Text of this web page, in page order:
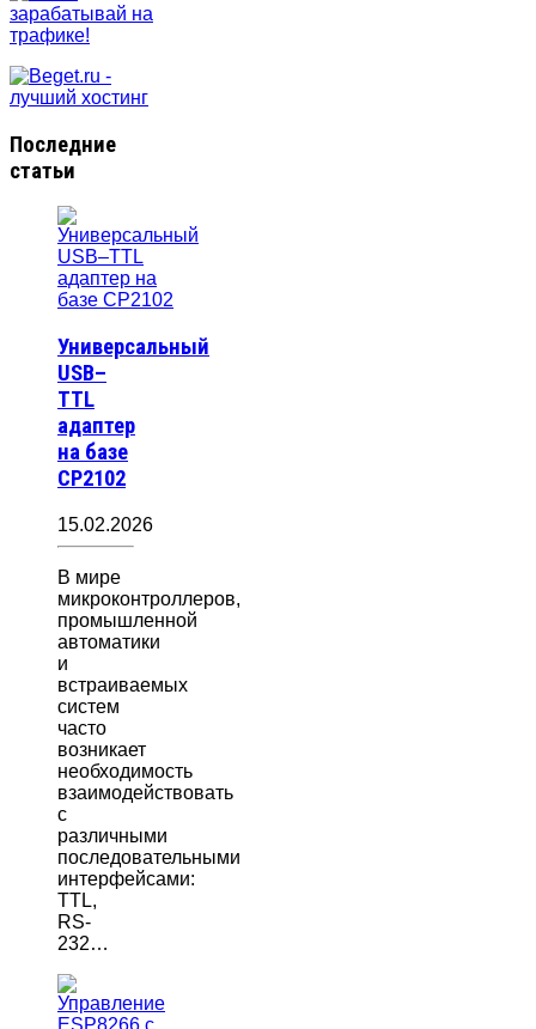
Последние
статьи
Универсальный
USB–
TTL
адаптер
на базе
CP2102
15.02.2026
В мире
микроконтроллеров,
промышленной
автоматики
и
встраиваемых
систем
часто
возникает
необходимость
взаимодействовать
с
различными
последовательными
интерфейсами:
TTL,
RS-
232…